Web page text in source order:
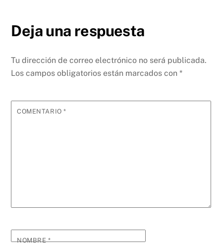
Deja una respuesta
Tu dirección de correo electrónico no será publicada.
Los campos obligatorios están marcados con*
COMENTARIO*
NOMBRE*